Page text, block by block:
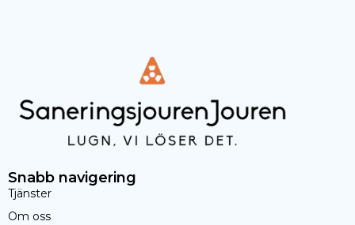
Snabb navigering
Tjänster
Om oss